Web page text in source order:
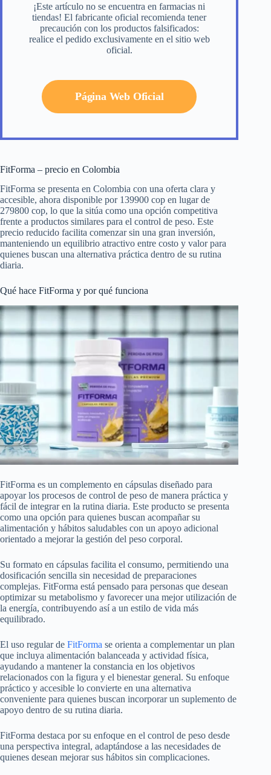
¡Este artículo no se encuentra en farmacias ni
tiendas! El fabricante oficial recomienda tener
precaución con los productos falsificados:
realice el pedido exclusivamente en el sitio web
oficial.
Página Web Oficial
FitForma – precio en Colombia
FitForma se presenta en Colombia con una oferta clara y
accesible, ahora disponible por 139900 cop en lugar de
279800 cop, lo que la sitúa como una opción competitiva
frente a productos similares para el control de peso. Este
precio reducido facilita comenzar sin una gran inversión,
manteniendo un equilibrio atractivo entre costo y valor para
quienes buscan una alternativa práctica dentro de su rutina
diaria.
Qué hace FitForma y por qué funciona
FitForma es un complemento en cápsulas diseñado para
apoyar los procesos de control de peso de manera práctica y
fácil de integrar en la rutina diaria. Este producto se presenta
como una opción para quienes buscan acompañar su
alimentación y hábitos saludables con un apoyo adicional
orientado a mejorar la gestión del peso corporal.
Su formato en cápsulas facilita el consumo, permitiendo una
dosificación sencilla sin necesidad de preparaciones
complejas. FitForma está pensado para personas que desean
optimizar su metabolismo y favorecer una mejor utilización de
la energía, contribuyendo así a un estilo de vida más
equilibrado.
El uso regular de FitForma se orienta a complementar un plan
que incluya alimentación balanceada y actividad física,
ayudando a mantener la constancia en los objetivos
relacionados con la figura y el bienestar general. Su enfoque
práctico y accesible lo convierte en una alternativa
conveniente para quienes buscan incorporar un suplemento de
apoyo dentro de su rutina diaria.
FitForma destaca por su enfoque en el control de peso desde
una perspectiva integral, adaptándose a las necesidades de
quienes desean mejorar sus hábitos sin complicaciones.